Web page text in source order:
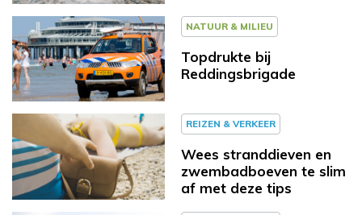
NATUUR & MILIEU
Topdrukte bij
Reddingsbrigade
REIZEN & VERKEER
Wees stranddieven en
zwembadboeven te slim
af met deze tips